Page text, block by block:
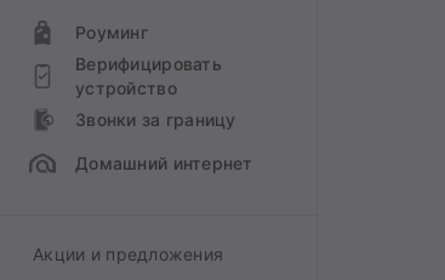
Роуминг
Верифицировать
устройство
Звонки за границу
Домашний интернет
Акции и предложения